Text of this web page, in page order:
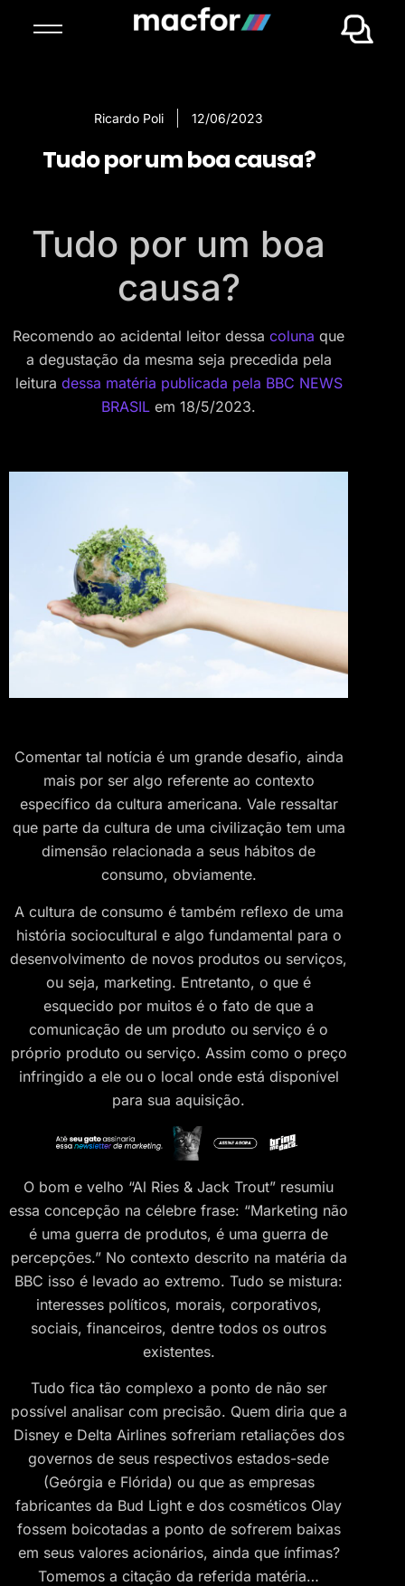
Ricardo Poli 12/06/2023
Tudo por um boa causa?
Tudo por um boa
causa?
Recomendo ao acidental leitor dessa coluna que
a degustação da mesma seja precedida pela
leitura dessa matéria publicada pela BBC NEWS
BRASIL em 18/5/2023.
Comentar tal notícia é um grande desafio, ainda
mais por ser algo referente ao contexto
específico da cultura americana. Vale ressaltar
que parte da cultura de uma civilização tem uma
dimensão relacionada a seus hábitos de
consumo, obviamente.
A cultura de consumo é também reflexo de uma
história sociocultural e algo fundamental para o
desenvolvimento de novos produtos ou serviços,
ou seja, marketing. Entretanto, o que é
esquecido por muitos é o fato de que a
comunicação de um produto ou serviço é o
próprio produto ou serviço. Assim como o preço
infringido a ele ou o local onde está disponível
para sua aquisição.
O bom e velho “Al Ries & Jack Trout” resumiu
essa concepção na célebre frase: “Marketing não
é uma guerra de produtos, é uma guerra de
percepções.” No contexto descrito na matéria da
BBC isso é levado ao extremo. Tudo se mistura:
interesses políticos, morais, corporativos,
sociais, financeiros, dentre todos os outros
existentes.
Tudo fica tão complexo a ponto de não ser
possível analisar com precisão. Quem diria que a
Disney e Delta Airlines sofreriam retaliações dos
governos de seus respectivos estados-sede
(Geórgia e Flórida) ou que as empresas
fabricantes da Bud Light e dos cosméticos Olay
fossem boicotadas a ponto de sofrerem baixas
em seus valores acionários, ainda que ínfimas?
Tomemos a citação da referida matéria…